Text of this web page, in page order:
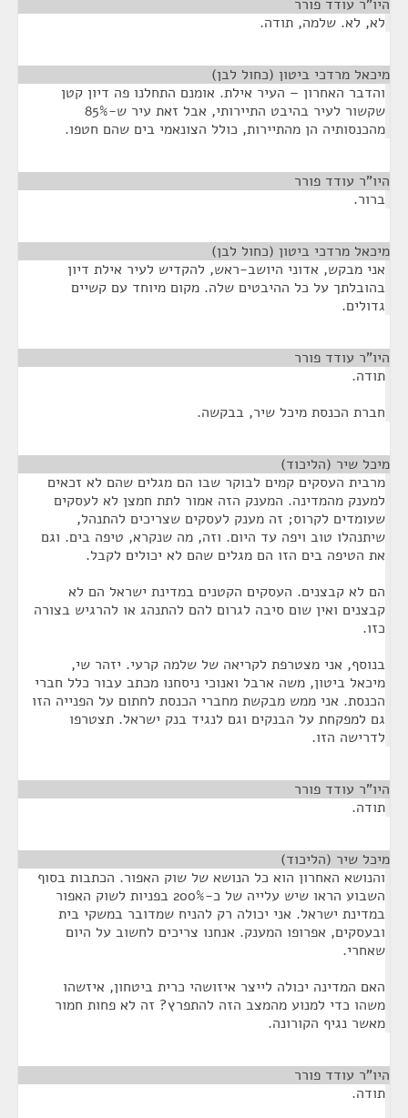
היו"ר עודד פורר
לא, לא. שלמה, תודה.
מיכאל מרדכי ביטון (כחול לבן)
והדבר האחרון – העיר אילת. אומנם התחלנו פה דיון קטן
שקשור לעיר בהיבט התיירותי, אבל זאת עיר ש-85%
מהכנסותיה הן מהתיירות, כולל הצונאמי בים שהם חטפו.
היו"ר עודד פורר
ברור.
מיכאל מרדכי ביטון (כחול לבן)
אני מבקש, אדוני היושב-ראש, להקדיש לעיר אילת דיון
בהובלתך על כל ההיבטים שלה. מקום מיוחד עם קשיים
גדולים.
היו"ר עודד פורר
תודה.
חברת הכנסת מיכל שיר, בבקשה.
מיכל שיר (הליכוד)
מרבית העסקים קמים לבוקר שבו הם מגלים שהם לא זכאים
למענק מהמדינה. המענק הזה אמור לתת חמצן לא לעסקים
שעומדים לקרוס; זה מענק לעסקים שצריכים להתנהל,
שיתנהלו טוב ויפה עד היום. וזה, מה שנקרא, טיפה בים. וגם
את הטיפה בים הזו הם מגלים שהם לא יכולים לקבל.
הם לא קבצנים. העסקים הקטנים במדינת ישראל הם לא
קבצנים ואין שום סיבה לגרום להם להתנהג או להרגיש בצורה
כזו.
בנוסף, אני מצטרפת לקריאה של שלמה קרעי. יזהר שי,
מיכאל ביטון, משה ארבל ואנוכי ניסחנו מכתב עבור כלל חברי
הכנסת. אני ממש מבקשת מחברי הכנסת לחתום על הפנייה הזו
גם למפקחת על הבנקים וגם לנגיד בנק ישראל. תצטרפו
לדרישה הזו.
היו"ר עודד פורר
תודה.
מיכל שיר (הליכוד)
והנושא האחרון הוא כל הנושא של שוק האפור. הכתבות בסוף
השבוע הראו שיש עלייה של כ-200% בפניות לשוק האפור
במדינת ישראל. אני יכולה רק להניח שמדובר במשקי בית
ובעסקים, אפרופו המענק. אנחנו צריכים לחשוב על היום
שאחרי.
האם המדינה יכולה לייצר איזושהי כרית ביטחון, איזשהו
משהו כדי למנוע מהמצב הזה להתפרץ? זה לא פחות חמור
מאשר נגיף הקורונה.
היו"ר עודד פורר
תודה.